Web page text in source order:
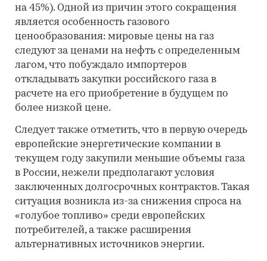
на 45%). Одной из причин этого сокращения
является особенность газового
ценообразования: мировые цены на газ
следуют за ценами на нефть с определенным
лагом, что побуждало импортеров
откладывать закупки российского газа в
расчете на его приобретение в будущем по
более низкой цене.
Следует также отметить, что в первую очередь
европейские энергетические компании в
текущем году закупили меньшие объемы газа
в России, нежели предполагают условия
заключенных долгосрочных контрактов. Такая
ситуация возникла из-за снижения спроса на
«голубое топливо» среди европейских
потребителей, а также расширения
альтернативных источников энергии.